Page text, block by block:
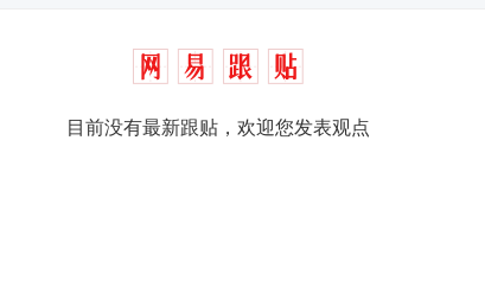
目前没有最新跟贴，欢迎您发表观点